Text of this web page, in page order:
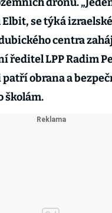
se týká
centra
ředitel LPP Radim
obrana a
školám.